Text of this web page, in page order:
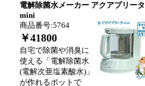
電解除菌水メーカー アクアプリータ
mini
商品番号:5764
￥41800
自宅で除菌や消臭に
使える「電解除菌水
(電解次亜塩素酸水)」
が作れるポットで